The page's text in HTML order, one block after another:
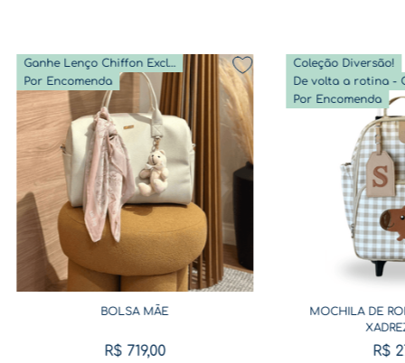
Ganhe Lenço Chiffon Exclusivo
Por Encomenda
BOLSA MÃE
R$ 719,00
Coleção Diversão!
Por Encomenda
MOCHILA DE
R$